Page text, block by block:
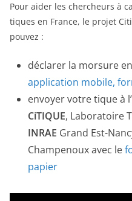
Pour aider les chercheurs à
tiques en France, le projet
pouvez :
déclarer la morsure
application mobile,
envoyer votre tique à
CiTIQUE, Laboratoire
INRAE Grand Est-
Champenoux avec le
papier